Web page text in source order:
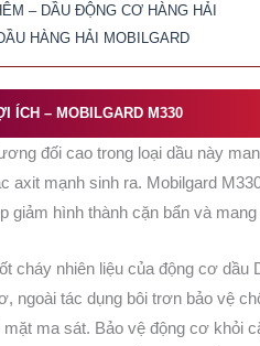
– DẦU ĐỘNG CƠ HÀNG HẢI
HÀNG HẢI MOBILGARD
ÍCH – MOBILGARDM330
đối cao trong loại dầu này
axit mạnh sinh ra. Mobilgard
giảm hình thành cặn bẩn và
cháy nhiên liệu của động cơ dầu
ngoài tác dụng bôi trơn bảo vệ
ma sát. Bảo vệ động cơ khỏi